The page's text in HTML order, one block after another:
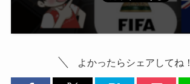
よかったらシェアしてね！